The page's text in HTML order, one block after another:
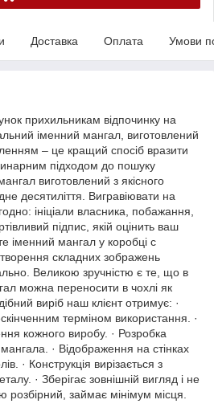
Доставка Оплата Умови
прихильникам відпочинку на
іменний мангал, виготовлений
– це кращий спосіб вразити
підходом до пошуку
виготовлений з якісного
десятиліття. Вигравіювати на
ініціали власника, побажання,
підпис, якій оцінить ваш
іменний мангал у коробці с
складних зображень
Великою зручністю є те, що в
можна переносити в чохлі як
виріб наш клієнт отримує: ·
терміном використання. ·
кожного виробу. · Розробка
· Відображення на стінках
· Конструкція вирізається з
· Зберігає зовнішній вигляд і не
розбірний, займає мінімум місця.